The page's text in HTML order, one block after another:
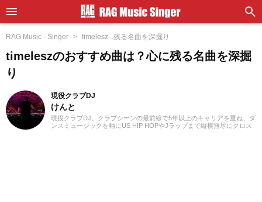
RAG Music - Singer timelesz...残る名曲を深掘り
timeleszのおすすめ曲は？心に残る名曲を深掘
り
現役クラブDJ
けんと
現役クラブDJ。クラブシーンの最前線で5年以上のキャリアを重ね、ダ
ンスミュージックを軸にUS HIP HOPやJラップまで縦横無尽にクロス